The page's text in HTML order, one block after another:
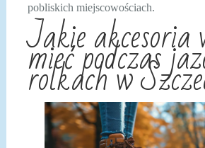
pobliskich miejscowościach.
Jakie
mieć podczas
rolkach w